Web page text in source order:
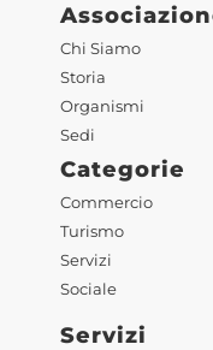
Chi Siamo
Storia
Organismi
Sedi
Categorie
Commercio
Turismo
Servizi
Sociale
Servizi